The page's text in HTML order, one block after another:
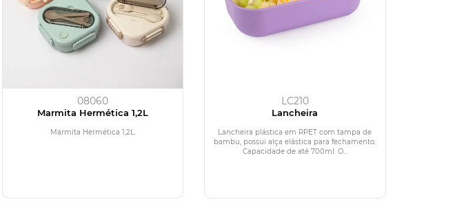
08060
Marmita Hermética 1,2L
Marmita Hermética 1,2L.
LC210
Lancheira
Lancheira plástica em RPET com tampa de
bambu, possui alça elástica para fechamento.
Capacidade de até 700ml. O...